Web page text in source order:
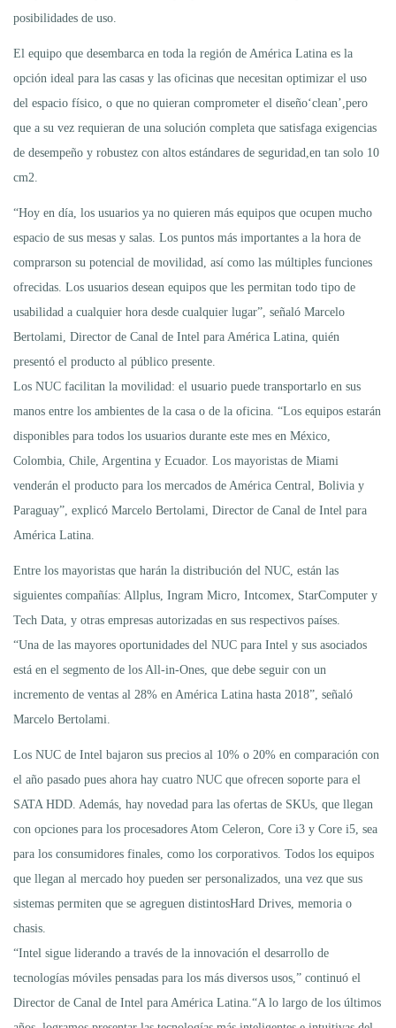
posibilidades de uso.
El equipo que desembarca en toda la región de América Latina es la
opción ideal para las casas y las oficinas que necesitan optimizar el uso
del espacio físico, o que no quieran comprometer el diseño‘clean’,pero
que a su vez requieran de una solución completa que satisfaga exigencias
de desempeño y robustez con altos estándares de seguridad,en tan solo 10
cm2.
“Hoy en día, los usuarios ya no quieren más equipos que ocupen mucho
espacio de sus mesas y salas. Los puntos más importantes a la hora de
comprarson su potencial de movilidad, así como las múltiples funciones
ofrecidas. Los usuarios desean equipos que les permitan todo tipo de
usabilidad a cualquier hora desde cualquier lugar”, señaló Marcelo
Bertolami, Director de Canal de Intel para América Latina, quién
presentó el producto al público presente.
Los NUC facilitan la movilidad: el usuario puede transportarlo en sus
manos entre los ambientes de la casa o de la oficina. “Los equipos estarán
disponibles para todos los usuarios durante este mes en México,
Colombia, Chile, Argentina y Ecuador. Los mayoristas de Miami
venderán el producto para los mercados de América Central, Bolivia y
Paraguay”, explicó Marcelo Bertolami, Director de Canal de Intel para
América Latina.
Entre los mayoristas que harán la distribución del NUC, están las
siguientes compañías: Allplus, Ingram Micro, Intcomex, StarComputer y
Tech Data, y otras empresas autorizadas en sus respectivos países.
“Una de las mayores oportunidades del NUC para Intel y sus asociados
está en el segmento de los All-in-Ones, que debe seguir con un
incremento de ventas al 28% en América Latina hasta 2018”, señaló
Marcelo Bertolami.
Los NUC de Intel bajaron sus precios al 10% o 20% en comparación con
el año pasado pues ahora hay cuatro NUC que ofrecen soporte para el
SATA HDD. Además, hay novedad para las ofertas de SKUs, que llegan
con opciones para los procesadores Atom Celeron, Core i3 y Core i5, sea
para los consumidores finales, como los corporativos. Todos los equipos
que llegan al mercado hoy pueden ser personalizados, una vez que sus
sistemas permiten que se agreguen distintosHard Drives, memoria o
chasis.
“Intel sigue liderando a través de la innovación el desarrollo de
tecnologías móviles pensadas para los más diversos usos,” continuó el
Director de Canal de Intel para América Latina.“A lo largo de los últimos